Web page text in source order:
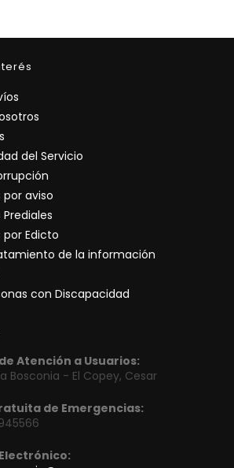
del Servicio
aviso
Edicto
de la información
con Discapacidad
Atención a Usuarios:
Bosconia - El Copey, Cesar
de Emergencias: